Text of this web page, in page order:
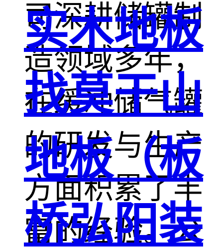
司深耕储罐制
造领域多年，
在缓冲储气罐
的研发与生产
方面积累了丰
富的经验。公
实木地板
找莫干山
地板（板
桥弘阳装